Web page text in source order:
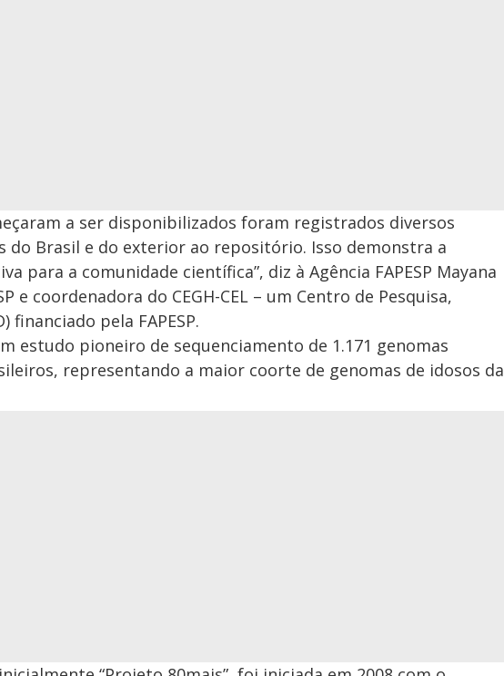
a ser disponibilizados foram registrados diversos
do Brasil e do exterior ao repositório. Isso demonstra a
para a comunidade científica”, diz à Agência FAPESP Mayana
e coordenadora do CEGH-CEL – um Centro de Pesquisa,
financiado pela FAPESP.
estudo pioneiro de sequenciamento de 1.171 genomas
representando a maior coorte de genomas de idosos da